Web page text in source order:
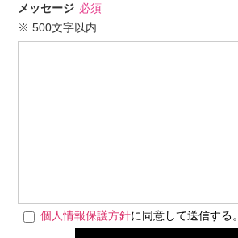
メッセージ 必須
※ 500文字以内
個人情報保護方針に同意して送信する。